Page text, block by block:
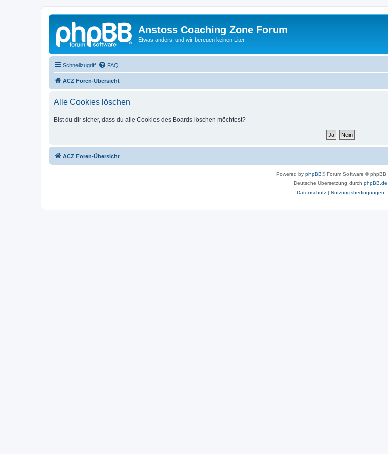
Anstoss Coaching Zone Forum
Etwas anders, und wir bereuen keinen Liter
Schnellzugriff FAQ
ACZ Foren-Übersicht
Alle Cookies löschen
Bist du dir sicher, dass du alle Cookies des Boards löschen möchtest?
ACZ Foren-Übersicht
Powered by phpBB® Forum Software © phpBB
Deutsche Übersetzung durch phpBB.de
Datenschutz| Nutzungsbedingungen